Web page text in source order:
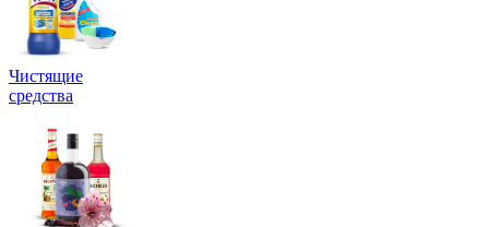
Чистящие
средства